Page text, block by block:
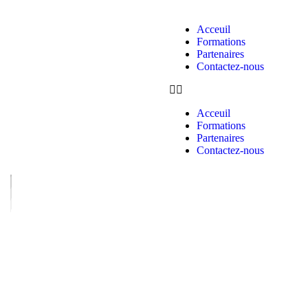
Acceuil
Formations
Partenaires
Contactez-nous
Acceuil
Formations
Partenaires
Contactez-nous